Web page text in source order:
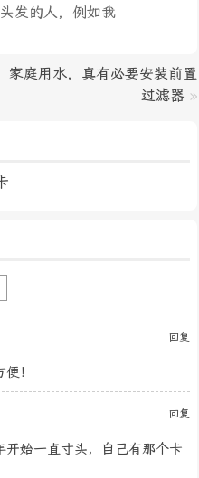
发的人，例如我
家庭用水，真有必要安装前置
过滤器 »
回复
！
回复
始一直寸头，自己有那个卡